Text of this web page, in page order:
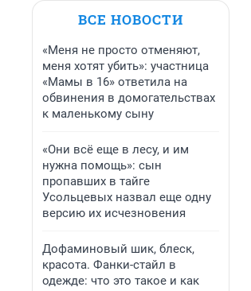
ВСЕ НОВОСТИ
«Меня не просто отменяют,
меня хотят убить»: участница
«Мамы в 16» ответила на
обвинения в домогательствах
к маленькому сыну
«Они всё еще в лесу, и им
нужна помощь»: сын
пропавших в тайге
Усольцевых назвал еще одну
версию их исчезновения
Дофаминовый шик, блеск,
красота. Фанки-стайл в
одежде: что это такое и как